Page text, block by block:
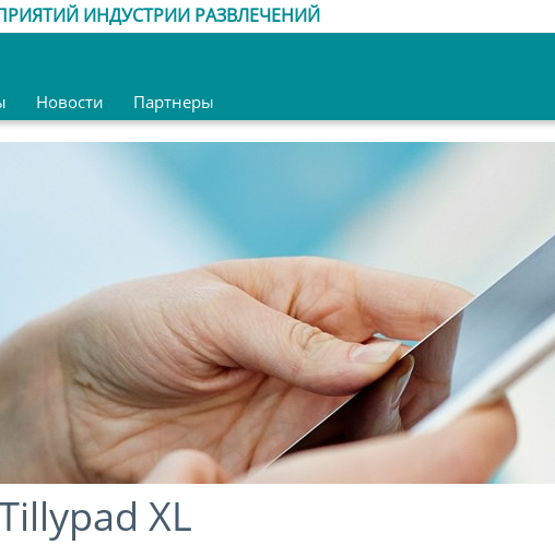
ИНДУСТРИИ РАЗВЛЕЧЕНИЙ
Новости Партнеры
XL